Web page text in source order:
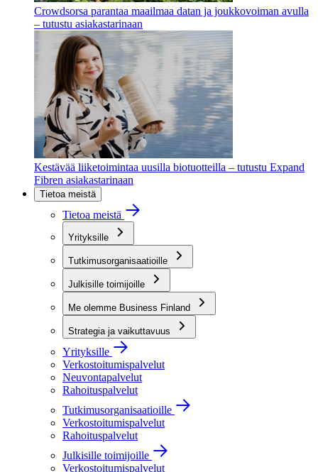
Crowdsorsa parantaa maailmaa datan ja joukkovoiman avulla
– tutustu asiakastarinaan
Kestävää liiketoimintaa uusilla biotuotteilla – tutustu Expand
Fibren asiakastarinaan
Tietoa meistä
Tietoa meistä
Yrityksille
Tutkimusorganisaatioille
Julkisille toimijoille
Me olemme Business Finland
Strategia ja vaikuttavuus
Yrityksille
Verkostoitumispalvelut
Neuvontapalvelut
Rahoituspalvelut
Tutkimusorganisaatioille
Verkostoitumispalvelut
Rahoituspalvelut
Julkisille toimijoille
Verkostoitumispalvelut